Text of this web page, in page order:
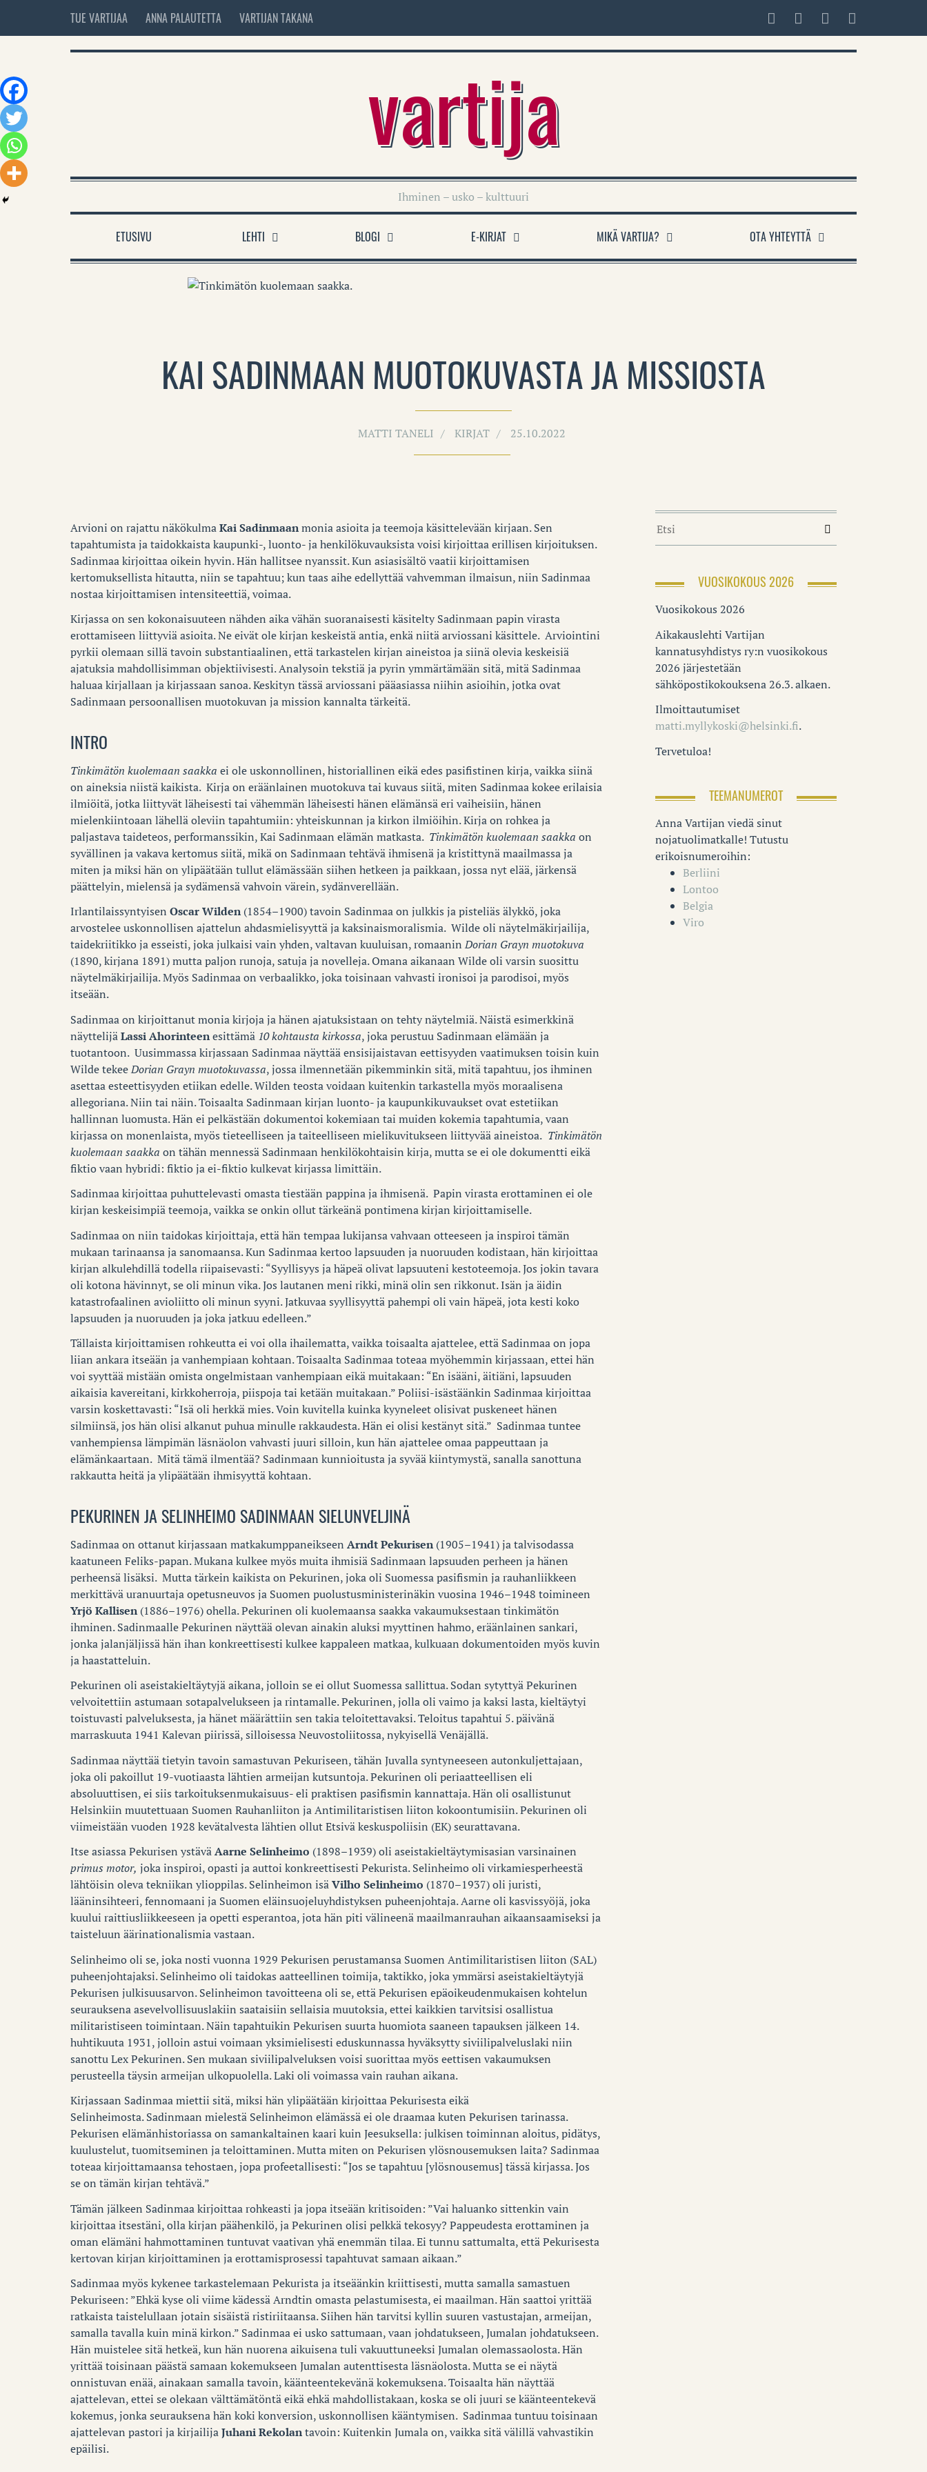
TUE VARTIJAA ANNA PALAUTETTA VARTIJAN TAKANA
vartija
Ihminen – usko – kulttuuri
ETUSIVU LEHTI BLOGI E-KIRJAT MIKÄ VARTIJA? OTA YHTEYTTÄ
KAI SADINMAAN MUOTOKUVASTA JA MISSIOSTA
MATTI TANELI KIRJAT 25.10.2022
Arvioni on rajattu näkökulmaKai Sadinmaanmonia asioita ja teemoja käsittelevään kirjaan.Sen
tapahtumista ja taidokkaista kaupunki-, luonto- ja henkilökuvauksista voisi kirjoittaa erillisen kirjoituksen.
Sadinmaa kirjoittaa oikein hyvin. Hän hallitsee nyanssit. Kun asiasisältö vaatii kirjoittamisen
kertomuksellista hitautta, niin se tapahtuu; kun taas aihe edellyttää vahvemman ilmaisun, niin Sadinmaa
nostaa kirjoittamisen intensiteettiä, voimaa.
Kirjassa on sen kokonaisuuteen nähden aika vähän suoranaisesti käsitelty Sadinmaan papin virasta
erottamiseen liittyviä asioita. Ne eivät ole kirjan keskeistä antia, enkä niitä arviossani käsittele. Arviointini
pyrkii olemaan sillä tavoin substantiaalinen, että tarkastelen kirjan aineistoa ja siinä olevia keskeisiä
ajatuksia mahdollisimman objektiivisesti. Analysoin tekstiä ja pyrin ymmärtämään sitä, mitä Sadinmaa
haluaa kirjallaan ja kirjassaan sanoa. Keskityn tässä arviossani pääasiassa niihin asioihin, jotka ovat
Sadinmaan persoonallisen muotokuvan ja mission kannalta tärkeitä.
INTRO
Tinkimätön kuolemaan saakka ei ole uskonnollinen, historiallinen eikä edes pasifistinen kirja, vaikka siinä
on aineksia niistä kaikista. Kirja on eräänlainen muotokuva tai kuvaus siitä, miten Sadinmaa kokee erilaisia
ilmiöitä, jotka liittyvät läheisesti tai vähemmän läheisesti hänen elämänsä eri vaiheisiin, hänen
mielenkiintoaan lähellä oleviin tapahtumiin: yhteiskunnan ja kirkon ilmiöihin. Kirja on rohkea ja
paljastava taideteos, performanssikin, Kai Sadinmaan elämän matkasta. Tinkimätön kuolemaan saakka on
syvällinen ja vakava kertomus siitä, mikä on Sadinmaan tehtävä ihmisenä ja kristittynä maailmassa ja
miten ja miksi hän on ylipäätään tullut elämässään siihen hetkeen ja paikkaan, jossa nyt elää, järkensä
päättelyin, mielensä ja sydämensä vahvoin värein, sydänverellään.
Irlantilaissyntyisen Oscar Wilden(1854–1900) tavoin Sadinmaa on julkkis ja pisteliäs älykkö, joka
arvostelee uskonnollisen ajattelun ahdasmielisyyttä ja kaksinaismoralismia. Wilde oli näytelmäkirjailija,
taidekriitikko ja esseisti, joka julkaisi vain yhden, valtavan kuuluisan, romaaninDorian Grayn muotokuva
(1890, kirjana 1891) mutta paljon runoja, satuja ja novelleja. Omana aikanaan Wilde oli varsin suosittu
näytelmäkirjailija. Myös Sadinmaa on verbaalikko, joka toisinaan vahvasti ironisoi ja parodisoi, myös
itseään.
Sadinmaa on kirjoittanut monia kirjoja ja hänen ajatuksistaan on tehty näytelmiä. Näistä esimerkkinä
näyttelijäLassi Ahorinteenesittämä 10 kohtausta kirkossa, joka perustuu Sadinmaan elämään ja
tuotantoon. Uusimmassa kirjassaan Sadinmaa näyttää ensisijaistavan eettisyyden vaatimuksen toisin kuin
Wilde tekeeDorian Grayn muotokuvassa, jossa ilmennetään pikemminkin sitä, mitä tapahtuu, jos ihminen
asettaa esteettisyyden etiikan edelle. Wilden teosta voidaan kuitenkin tarkastella myös moraalisena
allegoriana. Niin tai näin. Toisaalta Sadinmaan kirjan luonto- ja kaupunkikuvaukset ovat estetiikan
hallinnan luomusta. Hän ei pelkästään dokumentoi kokemiaan tai muiden kokemia tapahtumia, vaan
kirjassa on monenlaista, myös tieteelliseen ja taiteelliseen mielikuvitukseen liittyvää aineistoa. Tinkimätön
kuolemaan saakka on tähän mennessä Sadinmaan henkilökohtaisin kirja, mutta se ei ole dokumentti eikä
fiktio vaan hybridi: fiktio ja ei-fiktio kulkevat kirjassa limittäin.
Sadinmaa kirjoittaa puhuttelevasti omasta tiestään pappina ja ihmisenä. Papin virasta erottaminen ei ole
kirjan keskeisimpiä teemoja, vaikka se onkin ollut tärkeänä pontimena kirjan kirjoittamiselle.
Sadinmaa on niin taidokas kirjoittaja, että hän tempaa lukijansa vahvaan otteeseen ja inspiroi tämän
mukaan tarinaansa ja sanomaansa. Kun Sadinmaa kertoo lapsuuden ja nuoruuden kodistaan, hän kirjoittaa
kirjan alkulehdillä todella riipaisevasti: “Syyllisyys ja häpeä olivat lapsuuteni kestoteemoja. Jos jokin tavara
oli kotona hävinnyt, se oli minun vika. Jos lautanen meni rikki, minä olin sen rikkonut. Isän ja äidin
katastrofaalinen avioliitto oli minun syyni. Jatkuvaa syyllisyyttä pahempi oli vain häpeä, jota kesti koko
lapsuuden ja nuoruuden ja joka jatkuu edelleen.”
Tällaista kirjoittamisen rohkeutta ei voi olla ihailematta, vaikka toisaalta ajattelee, että Sadinmaa on jopa
liian ankara itseään ja vanhempiaan kohtaan. Toisaalta Sadinmaa toteaa myöhemmin kirjassaan, ettei hän
voi syyttää mistään omista ongelmistaan vanhempiaan eikä muitakaan: “En isääni, äitiäni, lapsuuden
aikaisia kavereitani, kirkkoherroja, piispoja tai ketään muitakaan.” Poliisi-isästäänkin Sadinmaa kirjoittaa
varsin koskettavasti: “Isä oli herkkä mies. Voin kuvitella kuinka kyyneleet olisivat puskeneet hänen
silmiinsä, jos hän olisi alkanut puhua minulle rakkaudesta. Hän ei olisi kestänyt sitä.” Sadinmaa tuntee
vanhempiensa lämpimän läsnäolon vahvasti juuri silloin, kun hän ajattelee omaa pappeuttaan ja
elämänkaartaan. Mitä tämä ilmentää? Sadinmaan kunnioitusta ja syvää kiintymystä, sanalla sanottuna
rakkautta heitä ja ylipäätään ihmisyyttä kohtaan.
PEKURINEN JA SELINHEIMO SADINMAAN SIELUNVELJINÄ
Sadinmaa on ottanut kirjassaan matkakumppaneikseen Arndt Pekurisen(1905–1941) ja talvisodassa
kaatuneen Feliks-papan. Mukana kulkee myös muita ihmisiä Sadinmaan lapsuuden perheen ja hänen
perheensä lisäksi. Mutta tärkein kaikista on Pekurinen, joka oli Suomessa pasifismin ja rauhanliikkeen
merkittävä uranuurtaja opetusneuvos ja Suomen puolustusministerinäkin vuosina 1946–1948 toimineen
Yrjö Kallisen(1886–1976) ohella. Pekurinen oli kuolemaansa saakka vakaumuksestaan tinkimätön
ihminen. Sadinmaalle Pekurinen näyttää olevan ainakin aluksi myyttinen hahmo, eräänlainen sankari,
jonka jalanjäljissä hän ihan konkreettisesti kulkee kappaleen matkaa, kulkuaan dokumentoiden myös kuvin
ja haastatteluin.
Pekurinen oli aseistakieltäytyjä aikana, jolloin se ei ollut Suomessa sallittua. Sodan sytyttyä Pekurinen
velvoitettiin astumaan sotapalvelukseen ja rintamalle. Pekurinen, jolla oli vaimo ja kaksi lasta, kieltäytyi
toistuvasti palveluksesta, ja hänet määrättiin sen takia teloitettavaksi. Teloitus tapahtui 5. päivänä
marraskuuta 1941 Kalevan piirissä, silloisessa Neuvostoliitossa, nykyisellä Venäjällä.
Sadinmaa näyttää tietyin tavoin samastuvan Pekuriseen, tähän Juvalla syntyneeseen autonkuljettajaan,
joka oli pakoillut 19-vuotiaasta lähtien armeijan kutsuntoja. Pekurinen oli periaatteellisen eli
absoluuttisen, ei siis tarkoituksenmukaisuus- eli praktisen pasifismin kannattaja. Hän oli osallistunut
Helsinkiin muutettuaan Suomen Rauhanliiton ja Antimilitaristisen liiton kokoontumisiin. Pekurinen oli
viimeistään vuoden 1928 kevätalvesta lähtien ollut Etsivä keskuspoliisin (EK) seurattavana.
Itse asiassa Pekurisen ystäväAarne Selinheimo (1898–1939) oli aseistakieltäytymisasian varsinainen
primus motor, joka inspiroi, opasti ja auttoi konkreettisesti Pekurista. Selinheimo oli virkamiesperheestä
lähtöisin oleva tekniikan ylioppilas. Selinheimon isäVilho Selinheimo (1870–1937) oli juristi,
lääninsihteeri, fennomaani ja Suomen eläinsuojeluyhdistyksen puheenjohtaja. Aarne oli kasvissyöjä, joka
kuului raittiusliikkeeseen ja opetti esperantoa, jota hän piti välineenä maailmanrauhan aikaansaamiseksi ja
taisteluun äärinationalismia vastaan.
Selinheimo oli se, joka nosti vuonna 1929 Pekurisen perustamansa Suomen Antimilitaristisen liiton (SAL)
puheenjohtajaksi. Selinheimo oli taidokas aatteellinen toimija, taktikko, joka ymmärsi aseistakieltäytyjä
Pekurisen julkisuusarvon. Selinheimon tavoitteena oli se, että Pekurisen epäoikeudenmukaisen kohtelun
seurauksena asevelvollisuuslakiin saataisiin sellaisia muutoksia, ettei kaikkien tarvitsisi osallistua
militaristiseen toimintaan. Näin tapahtuikin Pekurisen suurta huomiota saaneen tapauksen jälkeen 14.
huhtikuuta 1931, jolloin astui voimaan yksimielisesti eduskunnassa hyväksytty siviilipalveluslaki niin
sanottu Lex Pekurinen. Sen mukaan siviilipalveluksen voisi suorittaa myös eettisen vakaumuksen
perusteella täysin armeijan ulkopuolella. Laki oli voimassa vain rauhan aikana.
Kirjassaan Sadinmaa miettii sitä, miksi hän ylipäätään kirjoittaa Pekurisesta eikä
Selinheimosta. Sadinmaan mielestä Selinheimon elämässä ei ole draamaa kuten Pekurisen tarinassa.
Pekurisen elämänhistoriassa on samankaltainen kaari kuin Jeesuksella: julkisen toiminnan aloitus, pidätys,
kuulustelut, tuomitseminen ja teloittaminen. Mutta miten on Pekurisen ylösnousemuksen laita? Sadinmaa
toteaa kirjoittamaansa tehostaen, jopa profeetallisesti: “Jos se tapahtuu [ylösnousemus] tässä kirjassa. Jos
se on tämän kirjan tehtävä.”
Tämän jälkeen Sadinmaa kirjoittaa rohkeasti ja jopa itseään kritisoiden: ”Vai haluanko sittenkin vain
kirjoittaa itsestäni, olla kirjan päähenkilö, ja Pekurinen olisi pelkkä tekosyy? Pappeudesta erottaminen ja
oman elämäni hahmottaminen tuntuvat vaativan yhä enemmän tilaa. Ei tunnu sattumalta, että Pekurisesta
kertovan kirjan kirjoittaminen ja erottamisprosessi tapahtuvat samaan aikaan.”
Sadinmaa myös kykenee tarkastelemaan Pekurista ja itseäänkin kriittisesti, mutta samalla samastuen
Pekuriseen: ”Ehkä kyse oli viime kädessä Arndtin omasta pelastumisesta, ei maailman. Hän saattoi yrittää
ratkaista taistelullaan jotain sisäistä ristiriitaansa. Siihen hän tarvitsi kyllin suuren vastustajan, armeijan,
samalla tavalla kuin minä kirkon.” Sadinmaa ei usko sattumaan, vaan johdatukseen, Jumalan johdatukseen.
Hän muistelee sitä hetkeä, kun hän nuorena aikuisena tuli vakuuttuneeksi Jumalan olemassaolosta. Hän
yrittää toisinaan päästä samaan kokemukseen Jumalan autenttisesta läsnäolosta. Mutta se ei näytä
onnistuvan enää, ainakaan samalla tavoin, käänteentekevänä kokemuksena. Toisaalta hän näyttää
ajattelevan, ettei se olekaan välttämätöntä eikä ehkä mahdollistakaan, koska se oli juuri se käänteentekevä
kokemus, jonka seurauksena hän koki konversion, uskonnollisen kääntymisen. Sadinmaa tuntuu toisinaan
ajattelevan pastori ja kirjailijaJuhani Rekolantavoin: Kuitenkin Jumala on, vaikka sitä välillä vahvastikin
epäilisi.
VUOSIKOKOUS 2026
Vuosikokous 2026
Aikakauslehti Vartijan
kannatusyhdistys ry:n vuosikokous
2026 järjestetään
sähköpostikokouksena 26.3. alkaen.
Ilmoittautumiset
matti.myllykoski@helsinki.fi.
Tervetuloa!
TEEMANUMEROT
Anna Vartijan viedä sinut
nojatuolimatkalle! Tutustu
erikoisnumeroihin:
Berliini
Lontoo
Belgia
Viro